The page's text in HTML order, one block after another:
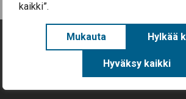
kaikki”.
Mukauta Hylkää
Hyväksy kaikki
Yhteystiedot